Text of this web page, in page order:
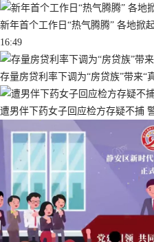
新年首个工作日“热气腾腾” 各地掀
16:49
存量房贷利率下调为“房贷族”带来“
遭男伴下药女子回应检方存疑不捕